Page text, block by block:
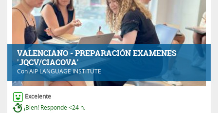
VALENCIANO - PREPARACIÓN EXAMENES
'JQCV/CIACOVA'
ConAIP LANGUAGE INSTITUTE
Excelente
¡Bien! Responde <24 h.